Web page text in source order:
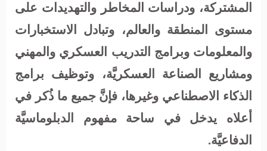
المشتركة، ودراسات المخاطر والتهديدات على
مستوى المنطقة والعالم، وتبادل الاستخبارات
والمعلومات وبرامج التدريب العسكري والمهني
ومشاريع الصناعة العسكريَّة، وتوظيف برامج
الذكاء الاصطناعي وغيرها، فإنَّ جميع ما ذُكر في
أعلاه يدخل في ساحة مفهوم الدبلوماسيَّة
الدفاعيَّة.